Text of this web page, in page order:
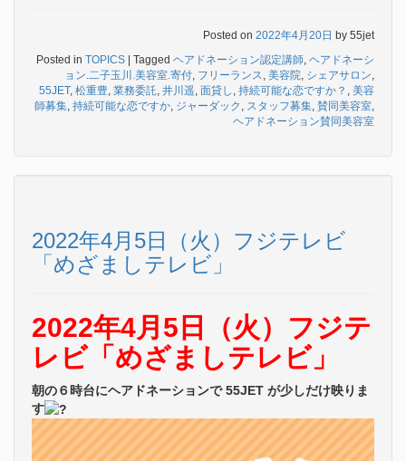
Posted on 2022年4月20日 by 55jet
Posted in TOPICS Tagged ヘアドネーション認定講師, ヘアドネーシ
ョン.二子玉川.美容室.寄付, フリーランス, 美容院, シェアサロン,
55JET, 松重豊, 業務委託, 井川遥, 面貸し , 持続可能な恋ですか？ , 美容
師募集, 持続可能な恋ですか, ジャーダック , スタッフ募集, 賛同美容室,
ヘアドネーション賛同美容室
2022年4月5日（火）フジテレビ
「めざましテレビ」
2022年4月5日（火）フジテ
レビ「めざましテレビ」
朝の６時台にヘアドネーションで 55JET が少しだけ映りま
す